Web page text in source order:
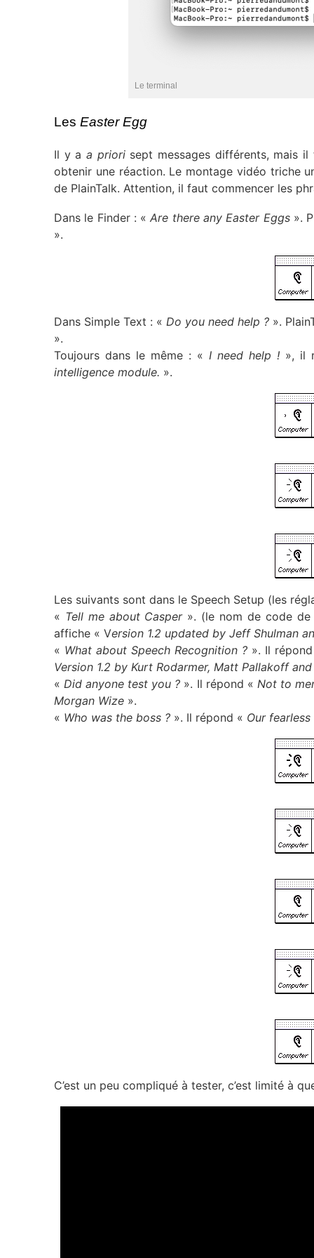
Le terminal
Les Easter Egg
Il y a a priorisept messages différents, mais il
obtenir une réaction. Le montage vidéo triche
de PlainTalk. Attention, il faut commencer les
Dans le Finder : «Are there any Easter Eggs».
».
Dans Simple Text : « Do you need help ? ».
».
Toujours dans le même : « I need help ! », il
intelligence module. ».
Les suivants sont dans le Speech Setup (les
« Tell me about Casper». (le nom de code
affiche « Version 1.2 updated by Jeff Shulman
« What about Speech Recognition ?». Il
Version 1.2 by Kurt Rodarmer, Matt Pallakoff
«Did anyone test you ? ». Il répond « Not to
Morgan Wize ».
« Who was the boss ? ». Il répond « Our
C’est un peu compliqué à tester, c’est limité à